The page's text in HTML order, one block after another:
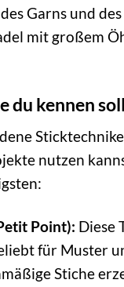
Garns und des
mit großem
du kennen
nutzen
Point): Diese
für Muster
Stiche